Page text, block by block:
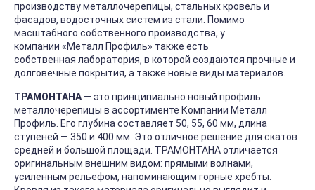
производству металлочерепицы, стальных кровель и
фасадов, водосточных систем из стали. Помимо
масштабного собственного производства, у
компании «Металл Профиль» также есть
собственная лаборатория, в которой создаются прочные и
долговечные покрытия, а также новые виды материалов.
ТРАМОНТАНА— это принципиально новый профиль
металлочерепицы в ассортименте Компании Металл
Профиль. Его глубина составляет 50, 55, 60 мм, длина
ступеней — 350 и 400 мм. Это отличное решение для скатов
средней и большой площади. ТРАМОНТАНА отличается
оригинальным внешним видом: прямыми волнами,
усиленным рельефом, напоминающим горные хребты.